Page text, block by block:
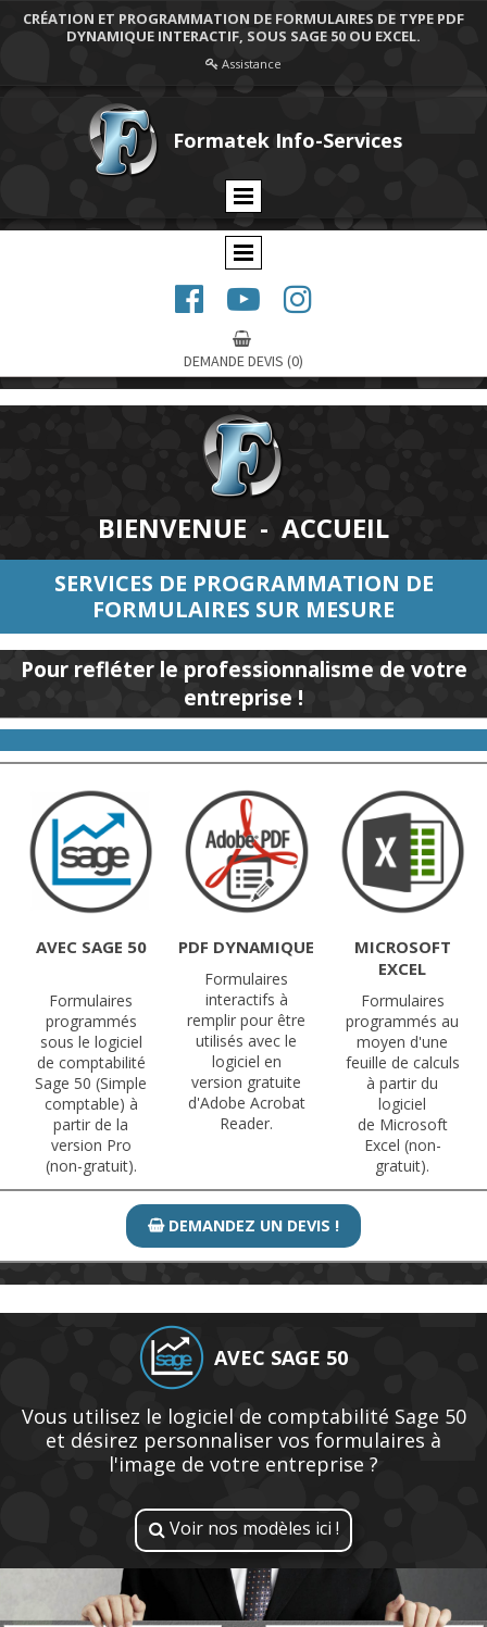
CRÉATION ET PROGRAMMATION DE FORMULAIRES DE TYPE PDF
DYNAMIQUE INTERACTIF, SOUS SAGE 50 OU EXCEL.
Assistance
Formatek Info-Services
  

DEMANDE DEVIS (0)
BIENVENUE - ACCUEIL
SERVICES DE PROGRAMMATION DE
FORMULAIRES SUR MESURE
Pour refléter le professionnalisme de votre
entreprise !
AVEC SAGE 50
Formulaires
programmés
sous le logiciel
de comptabilité
Sage 50 (Simple
comptable) à
partir de la
version Pro
(non-gratuit).
PDF DYNAMIQUE
Formulaires
interactifs à
remplir pour être
utilisés avec le
logiciel en
version gratuite
d'Adobe Acrobat
Reader.
MICROSOFT
EXCEL
Formulaires
programmés au
moyen d'une
feuille de calculs
à partir du
logiciel
de Microsoft
Excel (non-
gratuit).
DEMANDEZ UN DEVIS !
AVEC SAGE 50
Vous utilisez le logiciel de comptabilité Sage 50
et désirez personnaliser vos formulaires à
l'image de votre entreprise ?
 Voir nos modèles ici !